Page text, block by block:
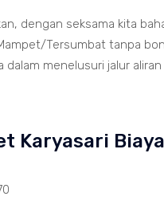
dengan seksama kita
Tersumbat tanpa
menelusuri jalur
Karyasari Biaya